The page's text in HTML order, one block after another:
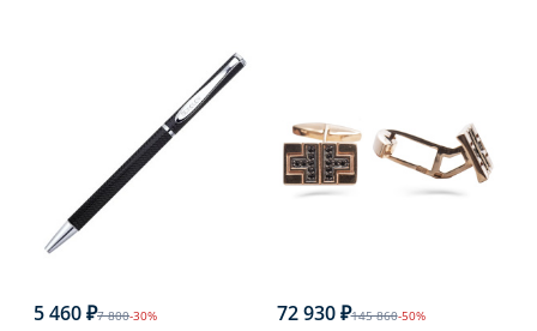
5 460 ₽7 800-30% 72 930 ₽145 860-50%